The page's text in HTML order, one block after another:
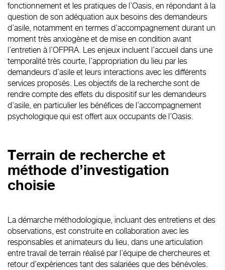
fonctionnement et les pratiques de l’Oasis, en répondant à la
question de son adéquation aux besoins des demandeurs
d’asile, notamment en termes d’accompagnement durant un
moment très anxiogène et de mise en condition avant
l’entretien à l’OFPRA. Les enjeux incluent l’accueil dans une
temporalité très courte, l’appropriation du lieu par les
demandeurs d’asile et leurs interactions avec les différents
services proposés. Les objectifs de la recherche sont de
rendre compte des effets du dispositif sur les demandeurs
d’asile, en particulier les bénéfices de l’accompagnement
psychologique qui est offert aux occupants de l’Oasis.
Terrain de recherche et
méthode d’investigation
choisie
La démarche méthodologique, incluant des entretiens et des
observations, est construite en collaboration avec les
responsables et animateurs du lieu, dans une articulation
entre travail de terrain réalisé par l’équipe de chercheures et
retour d’expériences tant des salariées que des bénévoles.